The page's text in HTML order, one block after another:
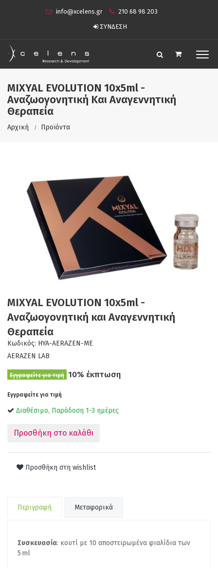
info@xcelens.gr 210 68 98 203
ΣΥΝΔΕΣΗ
MIXYAL EVOLUTION 10x5ml -
Αναζωογονητική Και Αναγεννητική
Θεραπεία
Αρχική Προϊόντα
MIXYAL EVOLUTION 10x5ml -
Αναζωογονητική και Αναγεννητική
Θεραπεία
Κωδικός: HYA-AERAZEN-ME
AERAZEN LAB
Εγγραφείτε για τιμή 10% έκπτωση
Εγγραφείτε για τιμή
Διαθέσιμο, Παράδοση 1-3 ημέρες
Προσθήκη στο καλάθι
Προσθήκη στη wishlist
Περιγραφή Μεταφορικά
Συσκευασία: κουτί με 10 αποστειρωμένα φιαλίδια των
5 ml